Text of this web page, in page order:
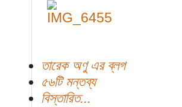
তারেক অণু এর ব্লগ
৫৬টি মন্তব্য
বিস্তারিত...